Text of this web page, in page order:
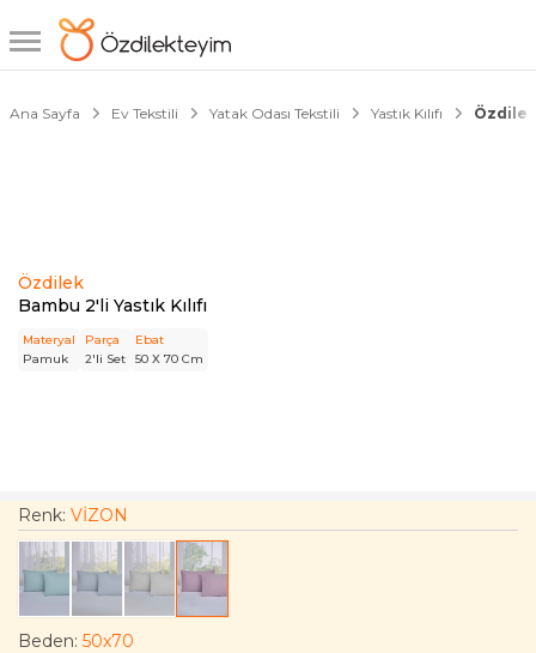
Ana Sayfa Ev Tekstili Yatak Odası Tekstili Yastık Kılıfı Özdilek
Özdilek
Bambu 2'li Yastık Kılıfı
Materyal
Pamuk
Parça
2'li Set
Ebat
50 X 70 Cm
1/2
Renk: VİZON
Beden: 50x70